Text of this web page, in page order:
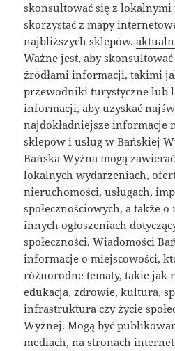
skonsultować się z
skorzystać z mapy
najbliższych sklepów.
Ważne jest, aby
źródłami informacji, takimi
przewodniki turystyczne lub
informacji, aby uzyskać
najdokładniejsze informacje
sklepów i usług w Bańskiej
Bańska Wyżna mogą
lokalnych wydarzeniach,
nieruchomości, usługach,
społecznościowych, a także
innych ogłoszeniach
społeczności. Wiadomości
informacje o miejscowości,
różnorodne tematy, takie jak
edukacja, zdrowie, kultura,
infrastruktura czy życie
Wyżnej. Mogą być
mediach, na stronach